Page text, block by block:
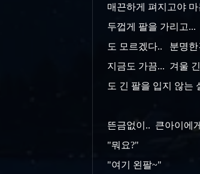
매끈하게 펴지고야
두껍게 팔을 가리고
도 모르겠다.. 분명한
지금도 가끔... 겨울
도 긴 팔을 입지 않는
뜬금없이.. 큰아이에
"뭐요?"
"여기 왼팔~"